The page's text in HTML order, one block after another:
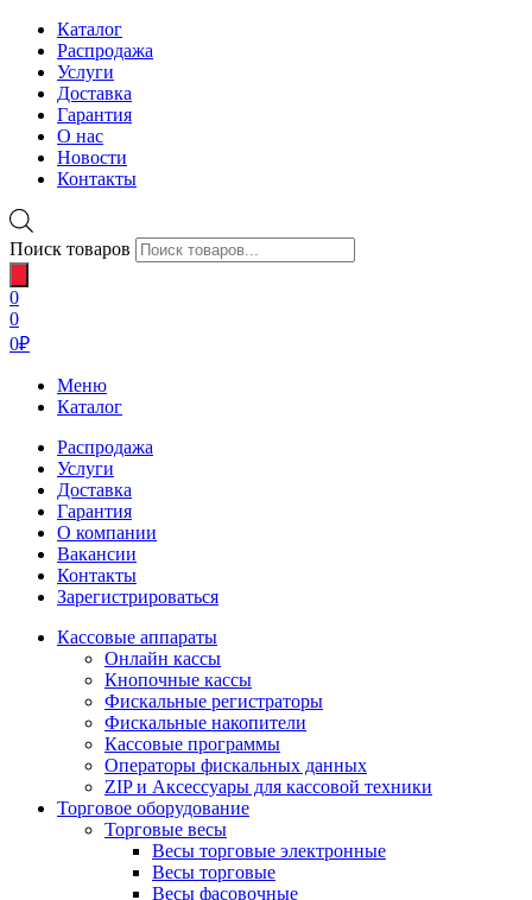
Каталог
Распродажа
Услуги
Доставка
Гарантия
О нас
Новости
Контакты
Поиск товаров
0
0
0₽
Меню
Каталог
Распродажа
Услуги
Доставка
Гарантия
О компании
Вакансии
Контакты
Зарегистрироваться
Кассовые аппараты
Онлайн кассы
Кнопочные кассы
Фискальные регистраторы
Фискальные накопители
Кассовые программы
Операторы фискальных данных
ZIP и Аксессуары для кассовой техники
Торговое оборудование
Торговые весы
Весы торговые электронные
Весы торговые
Весы фасовочные